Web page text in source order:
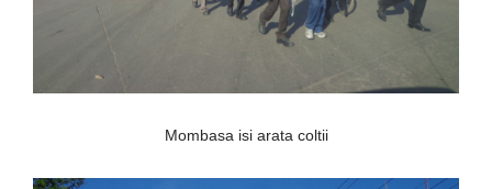
Mombasa isi arata coltii